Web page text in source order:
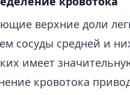
верхние доли
сосуды средней и
имеет
кровотока